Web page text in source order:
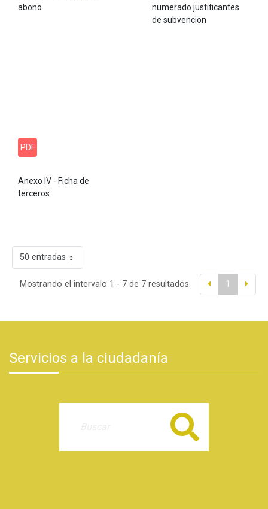
abono
numerado justificantes
de subvencion
PDF
Anexo IV - Ficha de
terceros
50 entradas
Mostrando el intervalo 1 - 7 de 7 resultados. 1
Servicios a la ciudadanía
Buscar